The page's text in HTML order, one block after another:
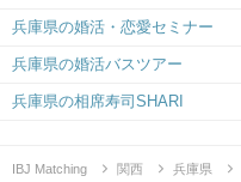
兵庫県の婚活・恋愛セミナー
兵庫県の婚活バスツアー
兵庫県の相席寿司SHARI
IBJ Matching 関西 兵庫県